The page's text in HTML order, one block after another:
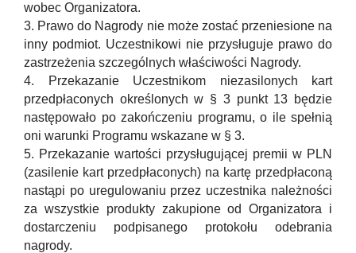
wobec Organizatora.
3. Prawo do Nagrody nie może zostać przeniesione na
inny podmiot. Uczestnikowi nie przysługuje prawo do
zastrzeżenia szczególnych właściwości Nagrody.
4. Przekazanie Uczestnikom niezasilonych kart
przedpłaconych określonych w § 3 punkt 13 będzie
następowało po zakończeniu programu, o ile spełnią
oni warunki Programu wskazane w § 3.
5. Przekazanie wartości przysługującej premii w PLN
(zasilenie kart przedpłaconych) na kartę przedpłaconą
nastąpi po uregulowaniu przez uczestnika należności
za wszystkie produkty zakupione od Organizatora i
dostarczeniu podpisanego protokołu odebrania
nagrody.